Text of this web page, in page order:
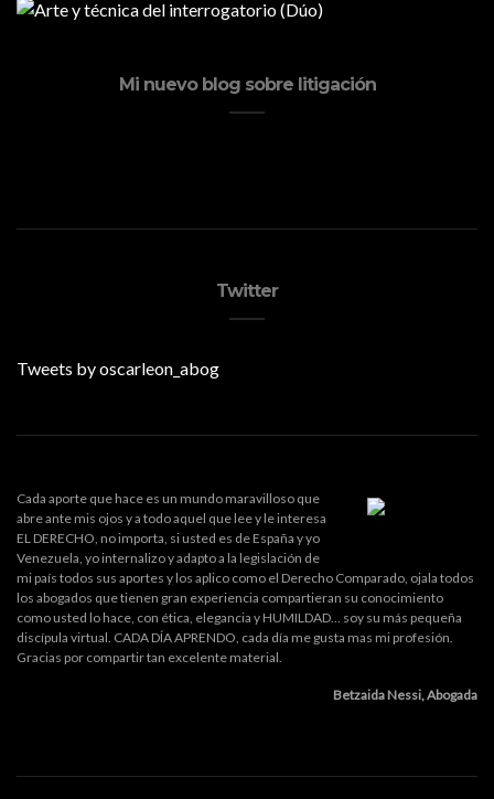
Mi nuevo blog sobre litigación
Twitter
Tweets by oscarleon_abog
Cada aporte que hace es un mundo maravilloso que
abre ante mis ojos y a todo aquel que lee y le interesa
EL DERECHO, no importa, si usted es de España y yo
Venezuela, yo internalizo y adapto a la legislación de
mi país todos sus aportes y los aplico como el Derecho Comparado, ojala todos
los abogados que tienen gran experiencia compartieran su conocimiento
como usted lo hace, con ética, elegancia y HUMILDAD... soy su más pequeña
discípula virtual. CADA DÍA APRENDO, cada día me gusta mas mi profesión.
Gracias por compartir tan excelente material.
Betzaida Nessi, Abogada